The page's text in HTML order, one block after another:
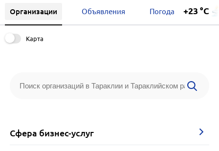
Организации Объявления Погода +23 °C
Карта
Сфера бизнес-услуг